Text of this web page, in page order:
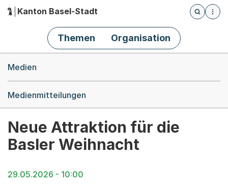
Hauptnavigation
Kanton Basel-Stadt
Öffnet
Themen Organisation
Medien
Medienmitteilungen
Neue Attraktion für die
Basler Weihnacht
29.05.2026 - 10:00